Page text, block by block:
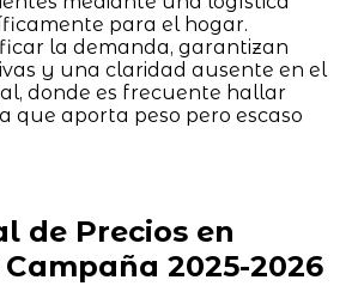
para el hogar.
la demanda, garantizan
y una claridad ausente en el
donde es frecuente hallar
que aporta peso pero escaso
de Precios en
2025-2026